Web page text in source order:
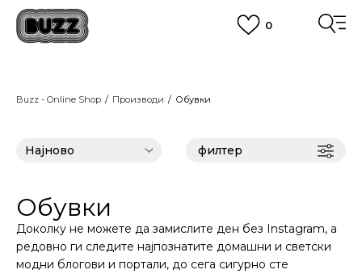
0
избор
ПОГЛЕДНИ ПОВЕЌЕ
Buzz - Online Shop Производи Обувки
филтер
Обувки
Доколку не можете да замислите ден без Instagram, а
редовно ги следите најпознатите домашни и светски
модни блогови и портали, до сега сигурно сте